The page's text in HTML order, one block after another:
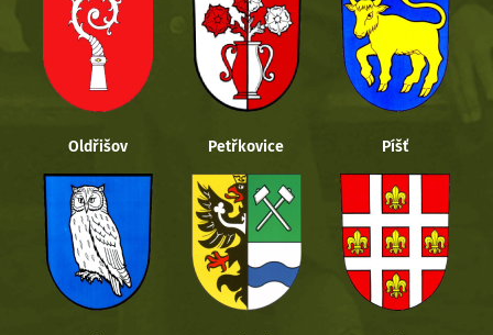
Oldřišov Petřkovice Píšť